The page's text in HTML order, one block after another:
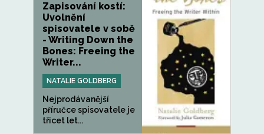
Zapisování kostí:
Uvolnění
spisovatele v sobě
- Writing Down the
Bones: Freeing the
Writer...
NATALIE GOLDBERG
Nejprodávanější
příručce spisovatele je
třicet let...